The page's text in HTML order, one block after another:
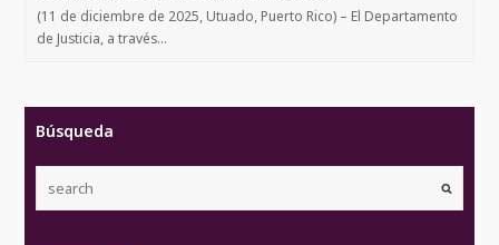
(11 de diciembre de 2025, Utuado, Puerto Rico) – El Departamento
de Justicia, a través…
Búsqueda